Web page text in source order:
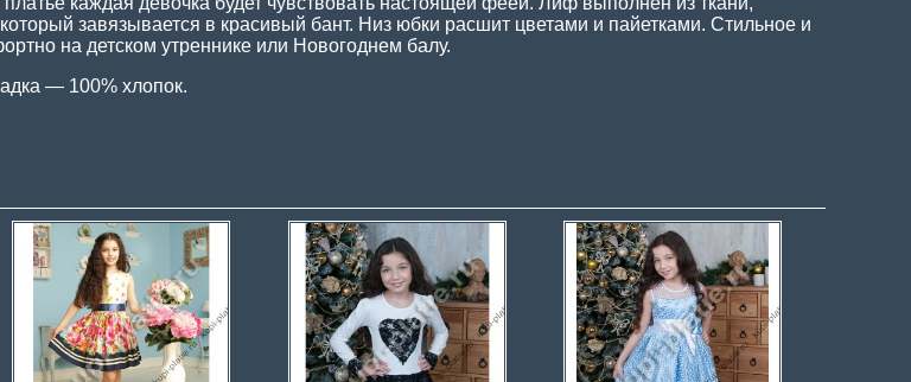
завязывается в красивый бант. Низ юбки расшит цветами и пайетками. Стильное и
на детском утреннике или Новогоднем балу.
— 100% хлопок.